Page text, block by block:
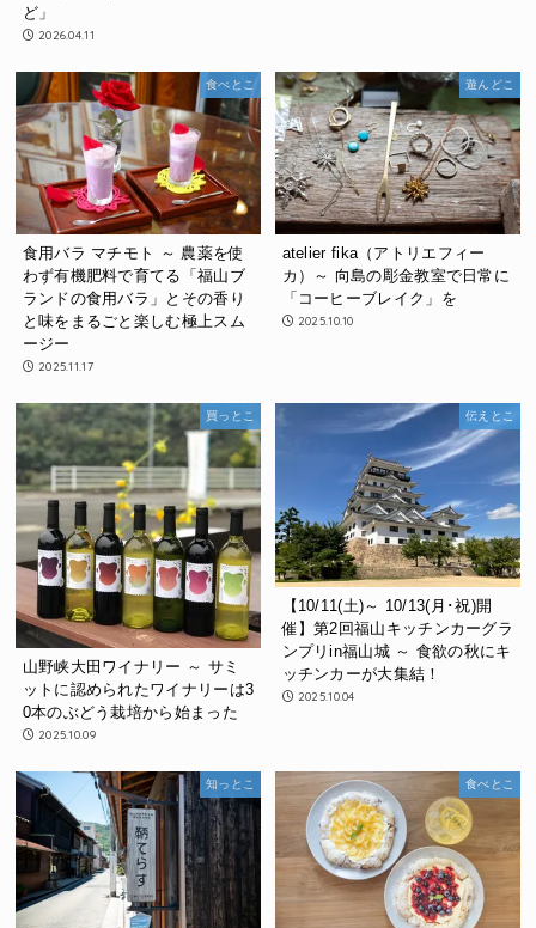
ど」
2026.04.11
食べとこ
食用バラ マチモト ～ 農薬を使
わず有機肥料で育てる「福山ブ
ランドの食用バラ」とその香り
と味をまるごと楽しむ極上スム
ージー
2025.11.17
遊んどこ
atelier fika（アトリエフィー
カ）～ 向島の彫金教室で日常に
「コーヒーブレイク」を
2025.10.10
買っとこ
山野峡大田ワイナリー ～ サミ
ットに認められたワイナリーは3
0本のぶどう栽培から始まった
2025.10.09
伝えとこ
【10/11(土)～ 10/13(月･祝)開
催】第2回福山キッチンカーグラ
ンプリin福山城 ～ 食欲の秋にキ
ッチンカーが大集結！
2025.10.04
知っとこ 食べとこ